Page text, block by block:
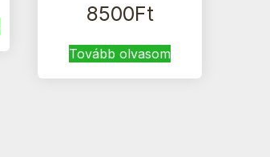
8500Ft
Tovább olvasom